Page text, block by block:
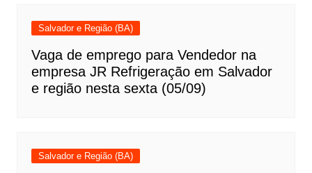
Salvador e Região (BA)
Vaga de emprego para Vendedor na
empresa JR Refrigeração em Salvador
e região nesta sexta (05/09)
Salvador e Região (BA)